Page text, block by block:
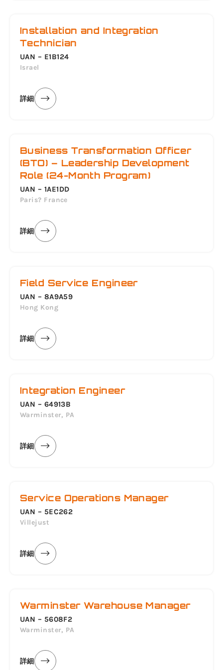
Installation and Integration
Technician
UAN – E1B124
Israel
詳細
Business Transformation Officer
(BTO) – Leadership Development
Role (24-Month Program)
UAN – 1AE1DD
Paris? France
詳細
Field Service Engineer
UAN – 8A9A59
Hong Kong
詳細
Integration Engineer
UAN – 64913B
Warminster, PA
詳細
Service Operations Manager
UAN – 5EC262
Villejust
詳細
Warminster Warehouse Manager
UAN – 5608F2
Warminster, PA
詳細